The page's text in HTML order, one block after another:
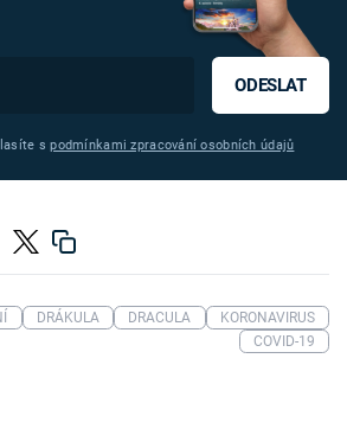
ODESLAT
spodmínkami zpracování osobních údajů
DRÁKULA DRACULA
KORONAVIRUS
COVID-19